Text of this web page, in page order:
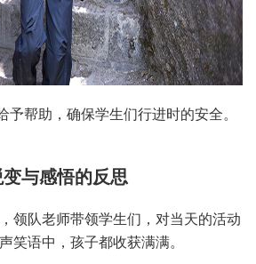
帮助，确保学生们行进时的安全。
变与感悟的反思
队老师带领学生们，对当天的活动
笑语中，孩子都收获满满。